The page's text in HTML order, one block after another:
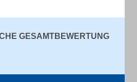
GESAMTBEWERTUNG